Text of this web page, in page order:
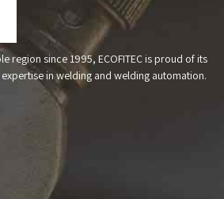
region since 1995, ECOFITEC is proud of its
in welding and welding automation.